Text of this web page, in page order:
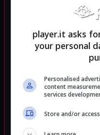
Call of Duty
player.it asks
your personal
Personalised
content
services
Store and/or